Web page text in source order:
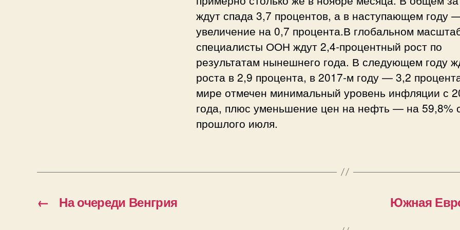
ждут спада 3,7 процентов, а в наступающем году
увеличение на 0,7 процента.В глобальном
специалисты ООН ждут 2,4-процентный рост по
результатам нынешнего года. В следующем году
роста в 2,9 процента, в 2017-м году — 3,2
мире отмечен минимальный уровень инфляции с
года, плюс уменьшение цен на нефть — на 59,8%
прошлого июля.
← На очереди Венгрия Южная